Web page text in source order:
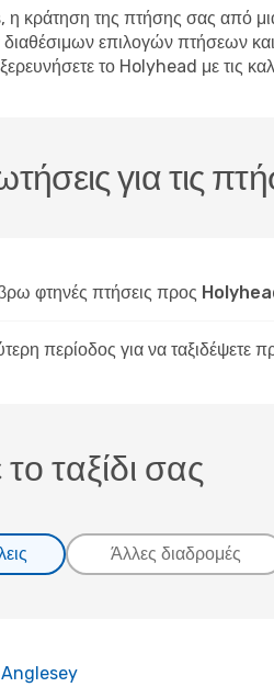
κράτηση της πτήσης σας από
επιλογών πτήσεων και
εξερευνήσετε το Holyhead με
για τις
φτηνές πτήσεις προς
περίοδος για να
ταξίδι σας
Άλλες διαδρομές
Anglesey